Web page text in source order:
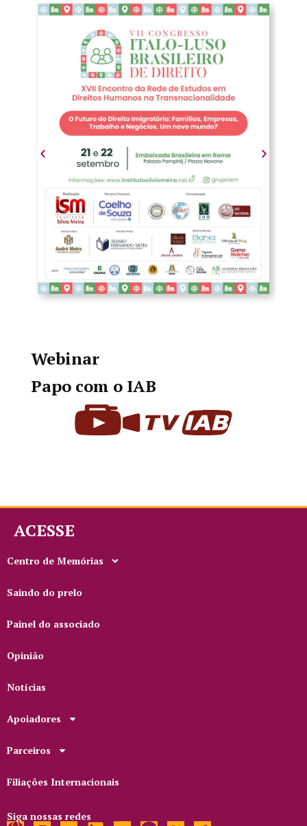
Webinar
Papo com o IAB
ACESSE
Centro de Memórias
Saindo do prelo
Painel do associado
Opinião
Notícias
Apoiadores
Parceiros
Filiações Internacionais
Siga nossas redes